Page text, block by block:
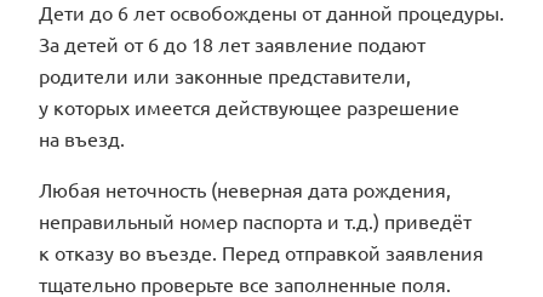
Дети до 6 лет освобождены от данной процедуры.
За детей от 6 до 18 лет заявление подают
родители или законные представители,
у которых имеется действующее разрешение
на въезд.
Любая неточность (неверная дата рождения,
неправильный номер паспорта и т.д.) приведёт
к отказу во въезде. Перед отправкой заявления
тщательно проверьте все заполненные поля.